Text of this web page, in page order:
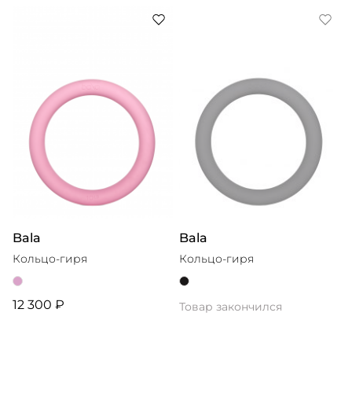
Bala
Кольцо-гиря
12 300 ₽
Bala
Кольцо-гиря
Товар закончился